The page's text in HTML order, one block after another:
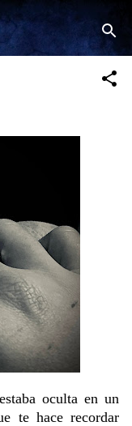
oculta en un
te hace recordar